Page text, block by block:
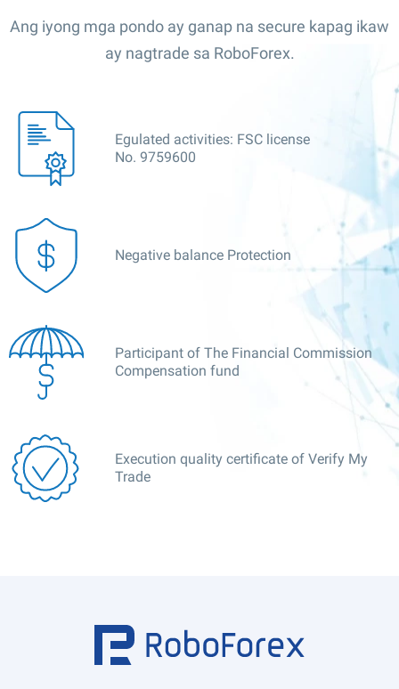
Ang iyong mga pondo ay ganap na secure kapag ikaw
ay nagtrade sa RoboForex.
Egulated activities: FSC license
No. 9759600
Negative balance Protection
Participant of The Financial Commission
Compensation fund
Execution quality certificate of Verify My
Trade